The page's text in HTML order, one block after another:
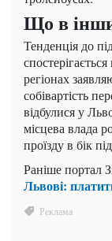
Що в
Тенденція до
регіонах
собівартість
відбулися у
місцева влада
проїзду в бік
Раніше портал
Львові: